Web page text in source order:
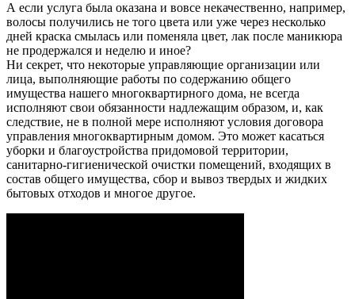
А если услуга была оказана и вовсе некачественно, например,
волосы получились не того цвета или уже через несколько
дней краска смылась или поменяла цвет, лак после маникюра
не продержался и неделю и иное?
Ни секрет, что некоторые управляющие организации или
лица, выполняющие работы по содержанию общего
имущества нашего многоквартирного дома, не всегда
исполняют свои обязанности надлежащим образом, и, как
следствие, не в полной мере исполняют условия договора
управления многоквартирным домом. Это может касаться
уборки и благоустройства придомовой территории,
санитарно-гигиенической очистки помещений, входящих в
состав общего имущества, сбор и вывоз твердых и жидких
бытовых отходов и многое другое.